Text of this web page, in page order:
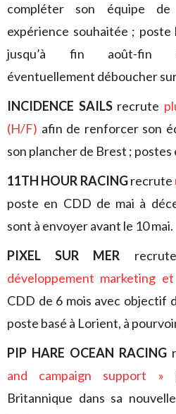
compléter son équipe de
expérience souhaitée ; poste
jusqu’à fin août-fin
éventuellement déboucher
INCIDENCE SAILSrecrute
(H/F) afin de renforcer son
son plancher de Brest ; postes
11TH HOUR RACINGrecrute
poste en CDD de mai à
sont à envoyer avant le 10 mai.
PIXEL SUR MER
développement marketing
CDD de 6 mois avec objectif
poste basé à Lorient, à
PIP HARE OCEAN RACING
and campaign support »
Britannique dans sa